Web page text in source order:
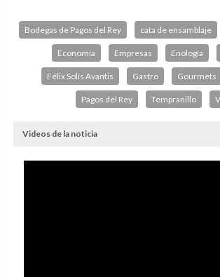
Bodegas de Pagos del Rey cata de ensamblaje
Economía Empresas Enología
Félix Solís Avantis Gastro Gourmets
Pagos del Rey Tempranillo
Videos de la noticia